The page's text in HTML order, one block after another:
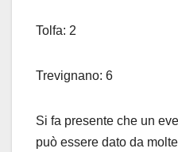
Tolfa: 2
Trevignano: 6
Si fa presente che un
può essere dato da